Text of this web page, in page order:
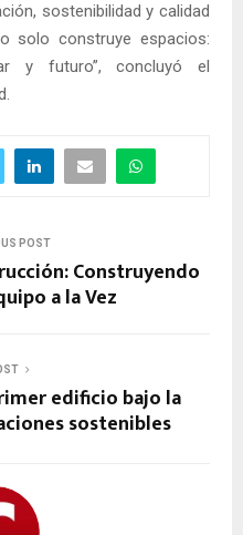
sostenibilidad y calidad
solo construye espacios:
y futuro”, concluyó el
POST
Construyendo
a la Vez
edificio bajo la
sostenibles